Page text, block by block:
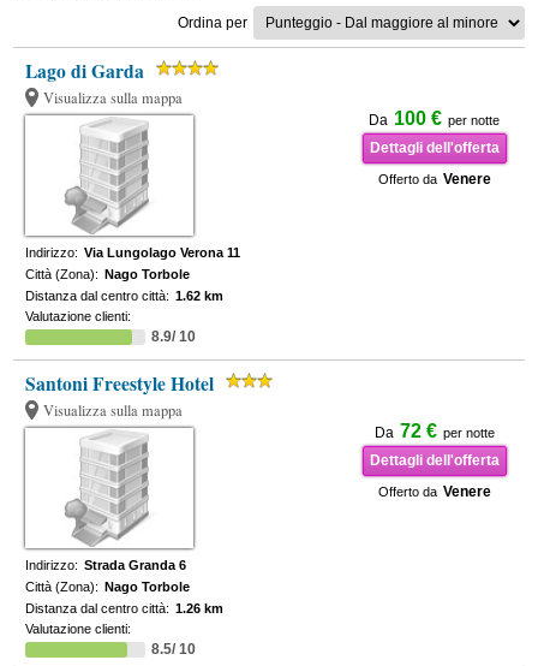
Ordina per
Lago di Garda
Visualizza sulla mappa
Da 100 € per notte
Dettagli dell'offerta
Offerto da Venere
Indirizzo: Via Lungolago Verona 11
Città (Zona): Nago Torbole
Distanza dal centro città: 1.62 km
Valutazione clienti:
8.9/ 10
Santoni Freestyle Hotel
Visualizza sulla mappa
Da 72 € per notte
Dettagli dell'offerta
Offerto da Venere
Indirizzo: Strada Granda 6
Città (Zona): Nago Torbole
Distanza dal centro città: 1.26 km
Valutazione clienti:
8.5/ 10